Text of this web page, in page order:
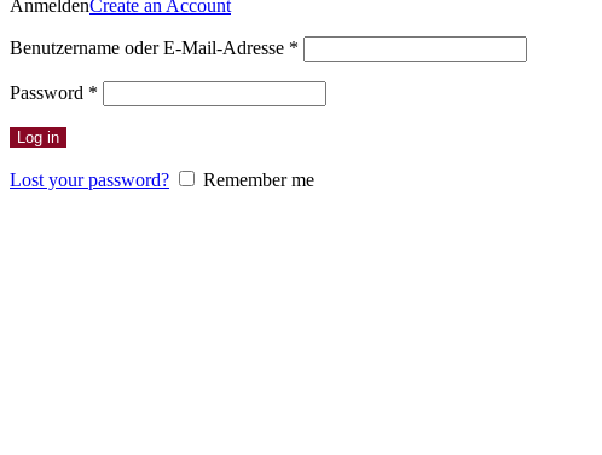
AnmeldenCreate an Account
Benutzername oder E-Mail-Adresse *
Password *
Log in
Lost your password? Remember me